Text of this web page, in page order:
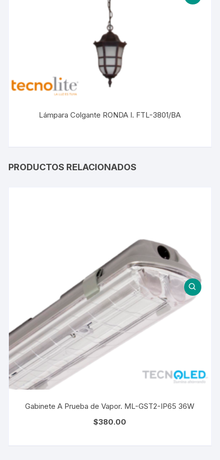
Lámpara Colgante RONDA I. FTL-3801/BA
PRODUCTOS RELACIONADOS
Gabinete A Prueba de Vapor. ML-GST2-IP65 36W
$380.00